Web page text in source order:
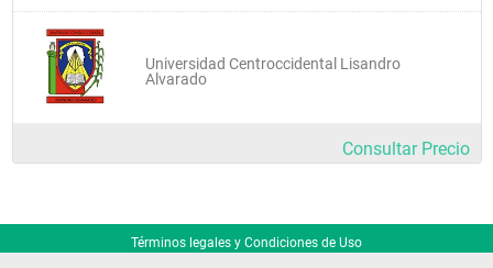
Universidad Centroccidental Lisandro
Alvarado
Consultar Precio
Términos legales y Condiciones de Uso